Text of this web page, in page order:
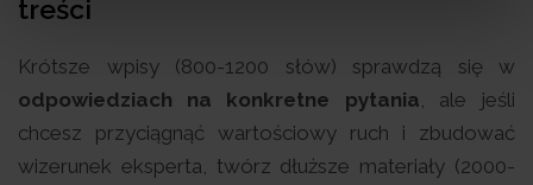
treści
Krótsze wpisy (800-1200 słów) sprawdzą się w
odpowiedziach na konkretne pytania , ale jeśli
chcesz przyciągnąć wartościowy ruch i zbudować
wizerunek eksperta, twórz dłuższe materiały (2000-